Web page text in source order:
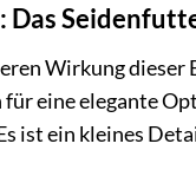
Das
Wirkung
eine elegante
ist ein kleines